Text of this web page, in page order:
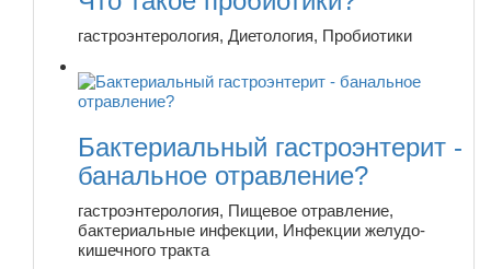
гастроэнтерология, Диетология, Пробиотики
Бактериальный гастроэнтерит -
банальное отравление?
гастроэнтерология, Пищевое отравление,
бактериальные инфекции, Инфекции желудо-
кишечного тракта